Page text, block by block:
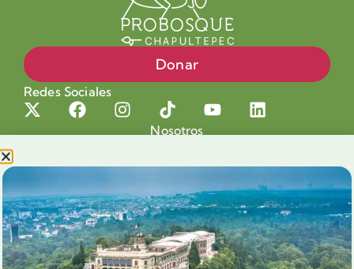
Donar
Redes Sociales
Nosotros
Nuestra Causa
Productos con Causa
Blog